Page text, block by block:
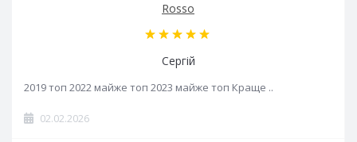
Rosso
Сергій
2019 топ 2022 майже топ 2023 майже топ Краще ..
02.02.2026